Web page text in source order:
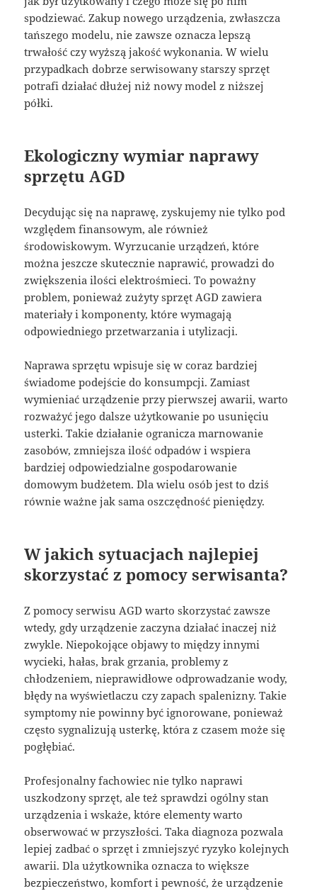
spodziewać. Zakup nowego urządzenia, zwłaszcza
tańszego modelu, nie zawsze oznacza lepszą
trwałość czy wyższą jakość wykonania. W wielu
przypadkach dobrze serwisowany starszy sprzęt
potrafi działać dłużej niż nowy model z niższej
półki.
Ekologiczny wymiar naprawy
sprzętu AGD
Decydując się na naprawę, zyskujemy nie tylko pod
względem finansowym, ale również
środowiskowym. Wyrzucanie urządzeń, które
można jeszcze skutecznie naprawić, prowadzi do
zwiększenia ilości elektrośmieci. To poważny
problem, ponieważ zużyty sprzęt AGD zawiera
materiały i komponenty, które wymagają
odpowiedniego przetwarzania i utylizacji.
Naprawa sprzętu wpisuje się w coraz bardziej
świadome podejście do konsumpcji. Zamiast
wymieniać urządzenie przy pierwszej awarii, warto
rozważyć jego dalsze użytkowanie po usunięciu
usterki. Takie działanie ogranicza marnowanie
zasobów, zmniejsza ilość odpadów i wspiera
bardziej odpowiedzialne gospodarowanie
domowym budżetem. Dla wielu osób jest to dziś
równie ważne jak sama oszczędność pieniędzy.
W jakich sytuacjach najlepiej
skorzystać z pomocy serwisanta?
Z pomocy serwisu AGD warto skorzystać zawsze
wtedy, gdy urządzenie zaczyna działać inaczej niż
zwykle. Niepokojące objawy to między innymi
wycieki, hałas, brak grzania, problemy z
chłodzeniem, nieprawidłowe odprowadzanie wody,
błędy na wyświetlaczu czy zapach spalenizny. Takie
symptomy nie powinny być ignorowane, ponieważ
często sygnalizują usterkę, która z czasem może się
pogłębiać.
Profesjonalny fachowiec nie tylko naprawi
uszkodzony sprzęt, ale też sprawdzi ogólny stan
urządzenia i wskaże, które elementy warto
obserwować w przyszłości. Taka diagnoza pozwala
lepiej zadbać o sprzęt i zmniejszyć ryzyko kolejnych
awarii. Dla użytkownika oznacza to większe
bezpieczeństwo, komfort i pewność, że urządzenie